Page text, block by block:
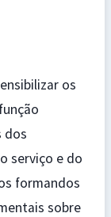
os
dos
serviço e do
formandos
sobre